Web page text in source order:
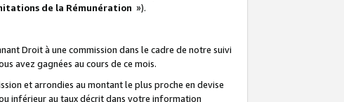
de la Rémunération »).
Droit à une commission dans le cadre de notre suivi
avez gagnées au cours de ce mois.
et arrondies au montant le plus proche en devise
inférieur au taux décrit dans votre information